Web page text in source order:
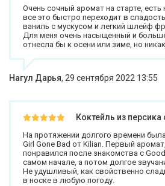
Очень сочный аромат на старте, есть
все это быстро переходит в
ваниль с мускусом и легкий шлейф
Для меня очень насыщенный и
отнесла бы к осени или зиме, но
Нагул Дарья, 29 сентября 2022 13:55
Коктейль из
На протяжении долгого времени
Girl Gone Bad от Kilian. Первый
понравился после знакомства с
самом начале, а потом долгое
Не удушливый, как свойственно
в носке в любую погоду.